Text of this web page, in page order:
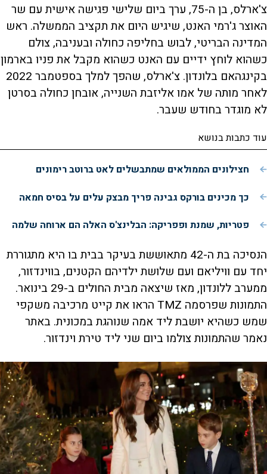
צ'ארלס, בן ה-75, ערך ביום שלישי פגישה אישית עם שר
האוצר ג'רמי האנט, שיגיש היום את תקציב הממשלה. ראש
המדינה הבריטי, לבוש בחליפה כחולה ובעניבה, צולם
כשהוא לוחץ ידיים עם האנט כשהוא מקבל את פניו בארמון
בקינגהאם בלונדון. צ'ארלס, שהפך למלך בספטמבר 2022
לאחר מותה של אמו אליזבת השנייה, אובחן כחולה בסרטן
לא מוגדר בחודש שעבר.
עוד כתבות בנושא
חצילונים הממולאים שמתבשלים לאט ברוטב רימונים
כך מכינים בורקס גבינה פריך מבצק עלים על בסיס חמאה
פטריות, שמנת ופפריקה: הבלינצ'ס האלה הם ארוחה שלמה
הנסיכה בת ה-42 מתאוששת בעיקר בבית בו היא מתגוררת
יחד עם וויליאם ועם שלושת ילדיהם הקטנים, בווינדזור,
ממערב ללונדון, מאז שיצאה מבית החולים ב-29 בינואר.
התמונות שפרסמה TMZ הראו את קייט מרכיבה משקפי
שמש כשהיא יושבת ליד אמה שנוהגת במכונית. באתר
נאמר שהתמונות צולמו ביום שני ליד טירת וינדזור.